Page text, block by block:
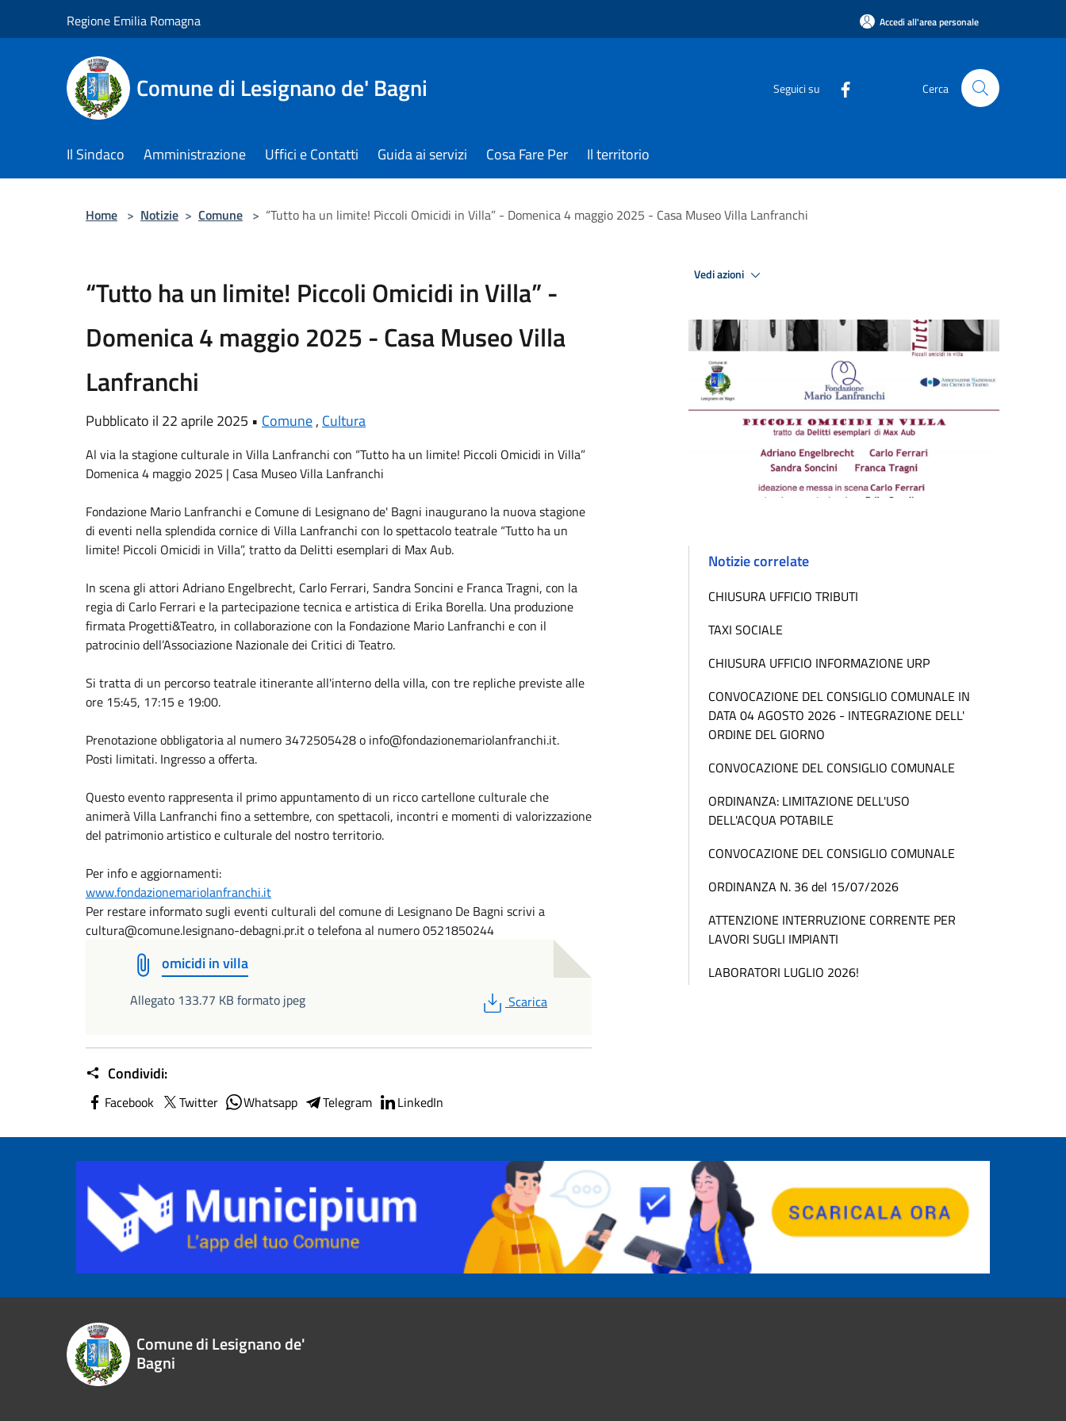
Regione Emilia Romagna Accedi all'area personale
Comune di Lesignano de' Bagni Seguici su Cerca
Il Sindaco Amministrazione Uffici e Contatti Guida ai servizi Cosa Fare Per Il territorio
Home > Notizie > Comune > “Tutto ha un limite! Piccoli Omicidi in Villa” - Domenica 4 maggio 2025 - Casa Museo Villa Lanfranchi
“Tutto ha un limite! Piccoli Omicidi in Villa” -
Domenica 4 maggio 2025 - Casa Museo Villa
Lanfranchi
Pubblicato il 22 aprile 2025 • Comune, Cultura
Al via la stagione culturale in Villa Lanfranchi con “Tutto ha un limite! Piccoli Omicidi in Villa”
Domenica 4 maggio 2025 | Casa Museo Villa Lanfranchi
Fondazione Mario Lanfranchi e Comune di Lesignano de' Bagni inaugurano la nuova stagione
di eventi nella splendida cornice di Villa Lanfranchi con lo spettacolo teatrale “Tutto ha un
limite! Piccoli Omicidi in Villa”, tratto da Delitti esemplari di Max Aub.
In scena gli attori Adriano Engelbrecht, Carlo Ferrari, Sandra Soncini e Franca Tragni, con la
regia di Carlo Ferrari e la partecipazione tecnica e artistica di Erika Borella. Una produzione
firmata Progetti&Teatro, in collaborazione con la Fondazione Mario Lanfranchi e con il
patrocinio dell’Associazione Nazionale dei Critici di Teatro.
Si tratta di un percorso teatrale itinerante all'interno della villa, con tre repliche previste alle
ore 15:45, 17:15 e 19:00.
Prenotazione obbligatoria al numero 3472505428 o info@fondazionemariolanfranchi.it.
Posti limitati. Ingresso a offerta.
Questo evento rappresenta il primo appuntamento di un ricco cartellone culturale che
animerà Villa Lanfranchi fino a settembre, con spettacoli, incontri e momenti di valorizzazione
del patrimonio artistico e culturale del nostro territorio.
Per info e aggiornamenti:
www.fondazionemariolanfranchi.it
Per restare informato sugli eventi culturali del comune di Lesignano De Bagni scrivi a
cultura@comune.lesignano-debagni.pr.it o telefona al numero 0521850244
omicidi in villa
Allegato 133.77 KB formato jpeg PDF
Scarica
Condividi:
Facebook Twitter Whatsapp Telegram LinkedIn
Vedi azioni
Notizie correlate
CHIUSURA UFFICIO TRIBUTI
TAXI SOCIALE
CHIUSURA UFFICIO INFORMAZIONE URP
CONVOCAZIONE DEL CONSIGLIO COMUNALE IN
DATA 04 AGOSTO 2026 - INTEGRAZIONE DELL'
ORDINE DEL GIORNO
CONVOCAZIONE DEL CONSIGLIO COMUNALE
ORDINANZA: LIMITAZIONE DELL'USO
DELL'ACQUA POTABILE
CONVOCAZIONE DEL CONSIGLIO COMUNALE
ORDINANZA N. 36 del 15/07/2026
ATTENZIONE INTERRUZIONE CORRENTE PER
LAVORI SUGLI IMPIANTI
LABORATORI LUGLIO 2026!
Comune di Lesignano de'
Bagni